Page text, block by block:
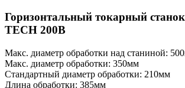
Горизонтальный токарный
TECH 200B
Макс. диаметр обработки над станиной:
Макс. диаметр обработки: 350мм
Стандартный диаметр обработки: 210мм
Длина обработки: 385мм